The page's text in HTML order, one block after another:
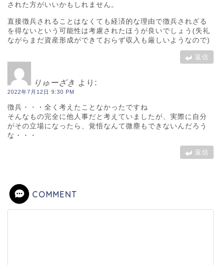
された方がいいかもしれません。
直接徴兵されることはなくても経済的な理由で徴兵されざる
を得ないという可能性は考慮されたほうが良いでしょう(失礼
ながらまだ資産形成ができておらず収入も厳しいようなので)
返信
りゅーざき より:
2022年7月12日 9:30 PM
徴兵・・・全く考えたことなかったですね
そんなもの完全に他人事だと考えていましたが、実際に自分
がその立場になったら、覚悟なんて微塵もできないんだろう
な・・・
返信
COMMENT